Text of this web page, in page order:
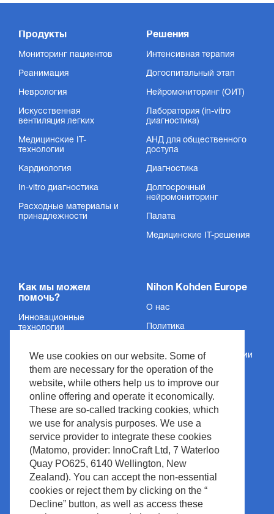
We use cookies on our website. Some of
them are necessary for the operation of the
website, while others help us to improve our
online offering and operate it economically.
These are so-called tracking cookies, which
we use for analysis purposes. We use a
service provider to integrate these cookies
(Matomo, provider: InnoCraft Ltd, 7 Waterloo
Quay PO625, 6140 Wellington, New
Zealand). You can accept the non-essential
cookies or reject them by clicking on the “
Decline” button, as well as access these
Продукты
Мониторинг пациентов
Реанимация
Неврология
Искусственная
вентиляция легких
Медицинские IT-
технологии
Кардиология
In-vitro диагностика
Расходные материалы и
принадлежности
Решения
Интенсивная терапия
Догоспитальный этап
Нейромониторинг (ОИТ)
Лаборатория (in-vitro
диагностика)
АНД для общественного
доступа
Диагностика
Долгосрочный
нейромониторинг
Палата
Медицинские IT-решения
Как мы можем
помочь?
Инновационные
технологии
Поддержка
Новости и события
Медиацентр
Контакт
Nihon Kohden Europe
О нас
Политика
Сведения об организации
Условия и положения
Авторское право
Политика сайта
Управление отходами